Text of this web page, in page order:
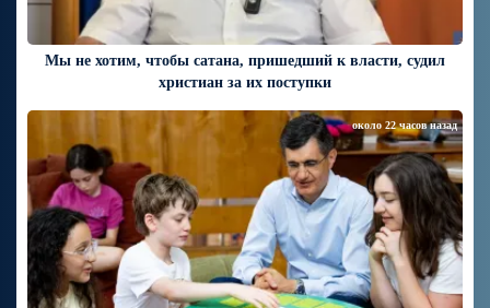
Мы не хотим, чтобы сатана, пришедший к власти, судил
христиан за их поступки
около 22 часов назад